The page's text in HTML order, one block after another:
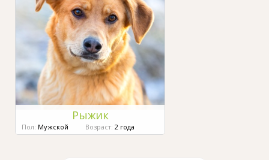
Рыжик
Пол: Мужской Возраст: 2 года